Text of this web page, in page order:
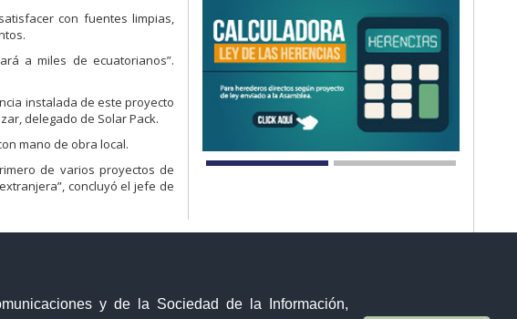
y de la Sociedad de la Información,
con fuentes limpias,
a miles de ecuatorianos”.
instalada de este proyecto
delegado de SolarPack.
mano de obra local.
de varios proyectos de
extranjera”, concluyó el jefe de